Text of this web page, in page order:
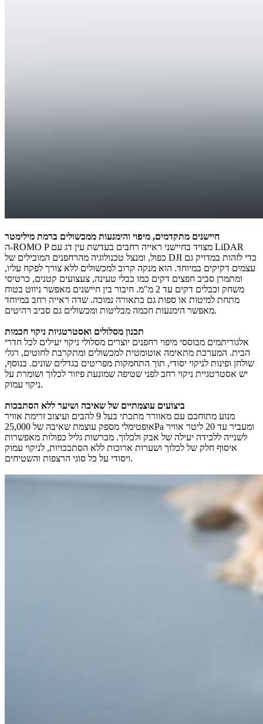
חיישנים מתקדמים, מיפוי והימנעות ממכשולים ברמת מילימטר
ה-ROMO P מצויד בחיישני ראייה רחבים בעדשת עין דג עם LiDAR
כפול, ומנצל טכנולוגיה מהרחפנים המובילים של DJI כדי לזהות במדויק גם
עצמים דקיקים במיוחד. הוא מנקה קרוב למכשולים ללא צורך לפקח עליו,
ומתמרן סביב חפצים דקים כמו כבלי טעינה, צעצועים קטנים, כרטיסי
משחק וכבלים דקים עד 2 מ"מ. חיבור בין חיישנים מאפשר ניווט בטוח
מתחת למיטות או ספות גם בתאורה נמוכה. שדה ראייה רחב במיוחד
מאפשר הימנעות חכמה מבליטות ומכשולים גם סביב רהיטים.
תכנון מסלולים ואסטרטגיות ניקוי חכמות
אלגוריתמים מבוססי מיפוי רחפנים יוצרים מסלולי ניקוי יעילים לכל חדרי
הבית. המערכת מתאימה אוטומטית למכשולים ומתקרבת לחוטים, רגלי
שולחן ופינות לניקוי יסודי, תוך התחמקות מפריטים בגדלים שונים. בנוסף,
יש אסטרטגיית ניקוי רחב לפני שטיפה שמונעת פיזור לכלוך ושומרת על
ניקוי עמוק.
ביצועים עוצמתיים של שאיבה ושיער ללא הסתבכות
מנוע מתוחכם עם מאוורר מתכתי בעל 9 להבים ועיצוב זרימת אוויר
אופטימלי מספק עוצמת שאיבה של 25,000Pa ומעביר עד 20 ליטר אוויר
לשנייה ללכידה יעילה של אבק ולכלוך. מברשות גליל כפולות מאפשרות
איסוף חלק של לכלוך ושערות ארוכות ללא הסתבכויות, לניקוי עמוק
ויסודי על כל סוגי הרצפות והשטיחים.